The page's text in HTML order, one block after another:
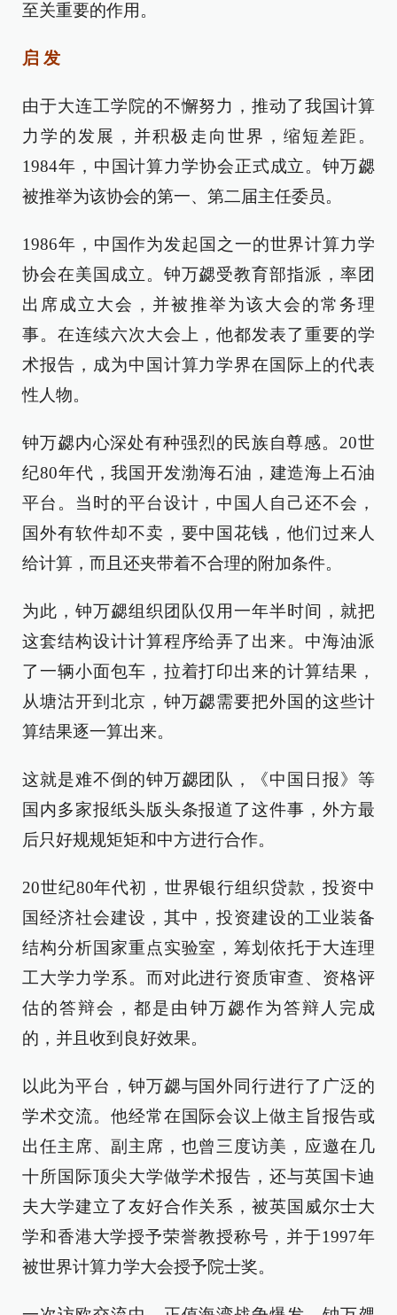
至关重要的作用。
启 发
由于大连工学院的不懈努力，推动了我国计算
力学的发展，并积极走向世界，缩短差距。
1984年，中国计算力学协会正式成立。钟万勰
被推举为该协会的第一、第二届主任委员。
1986年，中国作为发起国之一的世界计算力学
协会在美国成立。钟万勰受教育部指派，率团
出席成立大会，并被推举为该大会的常务理
事。在连续六次大会上，他都发表了重要的学
术报告，成为中国计算力学界在国际上的代表
性人物。
钟万勰内心深处有种强烈的民族自尊感。20世
纪80年代，我国开发渤海石油，建造海上石油
平台。当时的平台设计，中国人自己还不会，
国外有软件却不卖，要中国花钱，他们过来人
给计算，而且还夹带着不合理的附加条件。
为此，钟万勰组织团队仅用一年半时间，就把
这套结构设计计算程序给弄了出来。中海油派
了一辆小面包车，拉着打印出来的计算结果，
从塘沽开到北京，钟万勰需要把外国的这些计
算结果逐一算出来。
这就是难不倒的钟万勰团队，《中国日报》等
国内多家报纸头版头条报道了这件事，外方最
后只好规规矩矩和中方进行合作。
20世纪80年代初，世界银行组织贷款，投资中
国经济社会建设，其中，投资建设的工业装备
结构分析国家重点实验室，筹划依托于大连理
工大学力学系。而对此进行资质审查、资格评
估的答辩会，都是由钟万勰作为答辩人完成
的，并且收到良好效果。
以此为平台，钟万勰与国外同行进行了广泛的
学术交流。他经常在国际会议上做主旨报告或
出任主席、副主席，也曾三度访美，应邀在几
十所国际顶尖大学做学术报告，还与英国卡迪
夫大学建立了友好合作关系，被英国威尔士大
学和香港大学授予荣誉教授称号，并于1997年
被世界计算力学大会授予院士奖。